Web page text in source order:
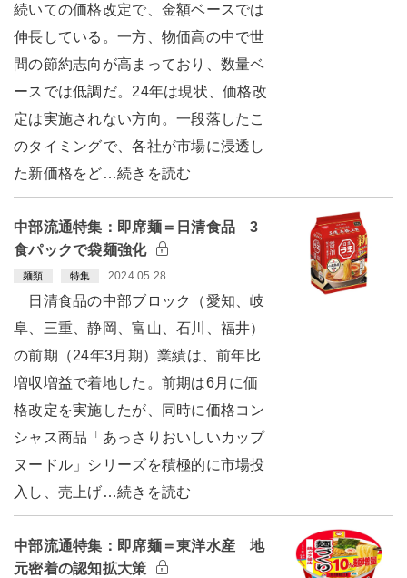
続いての価格改定で、金額ベースでは
伸長している。一方、物価高の中で世
間の節約志向が高まっており、数量ベ
ースでは低調だ。24年は現状、価格改
定は実施されない方向。一段落したこ
のタイミングで、各社が市場に浸透し
た新価格をど…続きを読む
中部流通特集：即席麺＝日清食品 3
食パックで袋麺強化
麺類 特集 2024.05.28
日清食品の中部ブロック（愛知、岐
阜、三重、静岡、富山、石川、福井）
の前期（24年3月期）業績は、前年比
増収増益で着地した。前期は6月に価
格改定を実施したが、同時に価格コン
シャス商品「あっさりおいしいカップ
ヌードル」シリーズを積極的に市場投
入し、売上げ…続きを読む
中部流通特集：即席麺＝東洋水産 地
元密着の認知拡大策